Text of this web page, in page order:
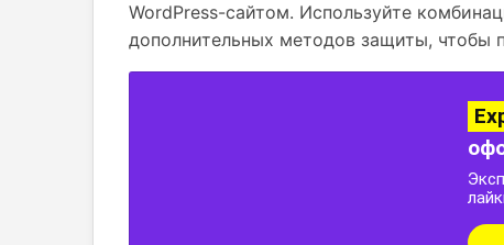
WordPress-сайтом. Используйте
дополнительных методов защиты, чтобы